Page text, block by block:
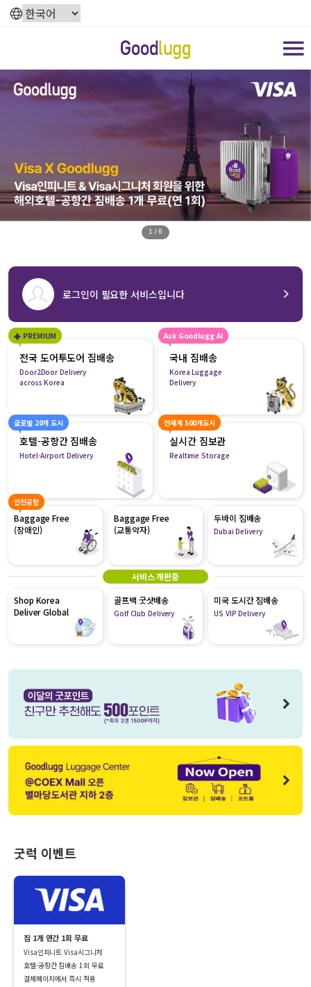
1 / 6
로그인이 필요한 서비스입니다
PREMIUM
전국 도어투도어 짐배송
Door2Door Delivery
across Korea
국내 짐배송
Korea Luggage
Delivery
Ask Goodlugg AI
호텔-공항간 짐배송
Hotel-Airport Delivery
글로벌 20개 도시
실시간 짐보관
Realtime Storage
전세계 500개도시
Baggage Free
(장애인)
인천공항
Baggage Free
(교통약자)
두바이 짐배송
Dubai Delivery
서비스 개편중
Shop Korea
Deliver Global
골프백 굿샷배송
Golf Club Delivery
미국 도시간 짐배송
US VIP Delivery
굿럭 이벤트
짐 1개 연간 1회 무료
Visa인피니트 Visa시그니처
호텔-공항간 짐배송 1회 무료
결제페이지에서 즉시 적용